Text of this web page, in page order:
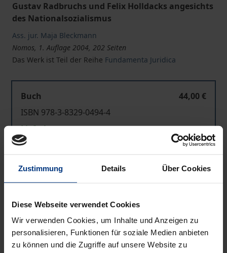
Zustimmung Details Über Cookies
Diese Webseite verwendet Cookies
Wir verwenden Cookies, um Inhalte und Anzeigen zu
personalisieren, Funktionen für soziale Medien anbieten
zu können und die Zugriffe auf unsere Website zu
Gustav Radbruchs und Felix Holldacks angesichts
des Nationalsozialismus
Ass. jur. Maja Bleckmann
Nomos, 1. Auflage 2004, 202 Seiten
Das Werk ist Teil der Reihe Fundamenta Juridica
Buch
44,00 €
ISBN 978-3-8329-0494-4
Lieferbar
Preisangaben inkl. MwSt. Abhängig von der Lieferadresse
kann die MwSt. an der Kasse variieren.
In den Warenkorb
Zur Wunschliste hinzufügen
Hinweise zu Versandkosten